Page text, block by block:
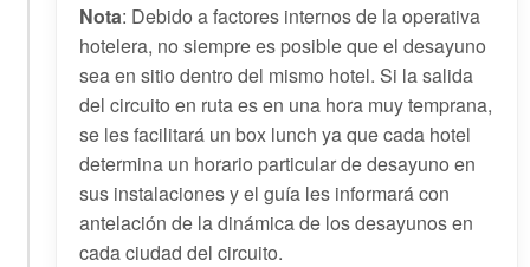
Nota: Debido a factores internos de la operativa
hotelera, no siempre es posible que el desayuno
sea en sitio dentro del mismo hotel. Si la salida
del circuito en ruta es en una hora muy temprana,
se les facilitará un box lunch ya que cada hotel
determina un horario particular de desayuno en
sus instalaciones y el guía les informará con
antelación de la dinámica de los desayunos en
cada ciudad del circuito.